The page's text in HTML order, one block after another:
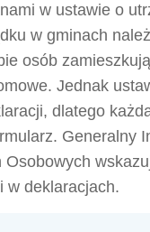
w ustawie o
w gminach
osób
Jednak
dlatego
Generalny
Osobowych
w deklaracjach.